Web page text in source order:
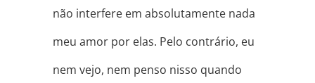
não interfere em absolutamente nada
meu amor por elas. Pelo contrário, eu
nem vejo, nem penso nisso quando